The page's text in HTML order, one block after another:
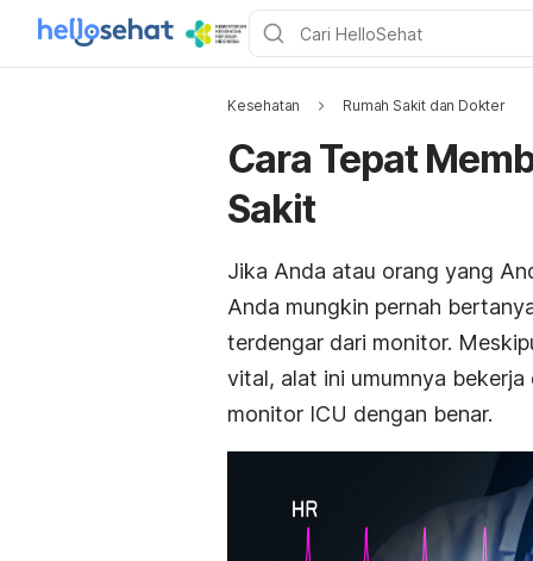
Kesehatan Rumah Sakit dan Dokter
Cara Tepat
Sakit
Jika Anda atau orang yang
Anda mungkin pernah
terdengar dari monitor.
vital, alat ini umumnya
monitor ICU dengan benar.